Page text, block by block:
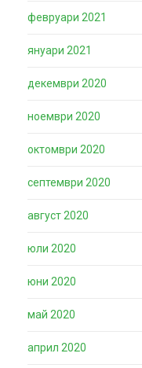
февруари 2021
януари 2021
декември 2020
ноември 2020
октомври 2020
септември 2020
август 2020
юли 2020
юни 2020
май 2020
април 2020